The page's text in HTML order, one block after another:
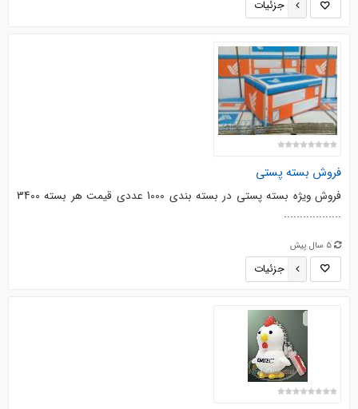
جزئیات
فروش بسته پستی
فروش ویژه بسته پستی در بسته بندی 1000 عددی قیمت هر بسته 3400
..................
5 سال پیش
جزئیات